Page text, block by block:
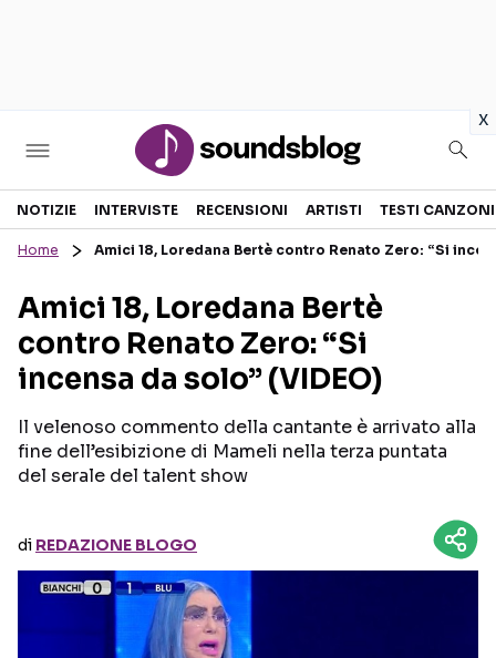
x
Sezioni
RECENSIONI MUSICALI
INTERVISTE
GOSSIP E CURIOSITÀ
TESTI CANZONI
TOUR ED EVENTI
TALENT SHOW
Seguici sui social
NOTIZIE INTERVISTE RECENSIONI ARTISTI TESTI CANZONI
Home Amici 18, Loredana Bertè contro Renato Zero: “Si
Amici 18, Loredana Bertè
contro Renato Zero: “Si
incensa da solo” (VIDEO)
Il velenoso commento della cantante è arrivato alla
fine dell’esibizione di Mameli nella terza puntata
del serale del talent show
di REDAZIONE BLOGO